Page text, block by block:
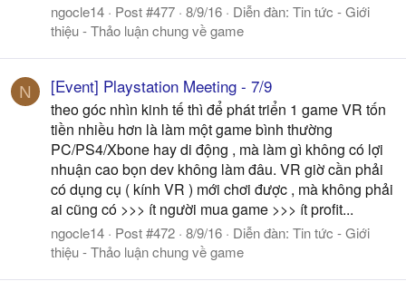
ngocle14 Post #477 8/9/16 Diễn đàn: Tin tức - Giới
thiệu - Thảo luận chung về game
N [Event] Playstation Meeting - 7/9
theo góc nhìn kinh tế thì để phát triển 1 game VR tốn
tiền nhiều hơn là làm một game bình thường
PC/PS4/Xbone hay di động , mà làm gì không có lợi
nhuận cao bọn dev không làm đâu. VR giờ cần phải
có dụng cụ ( kính VR ) mới chơi được , mà không phải
ai cũng có >>> ít người mua game >>> ít profit...
ngocle14 Post #472 8/9/16 Diễn đàn: Tin tức - Giới
thiệu - Thảo luận chung về game